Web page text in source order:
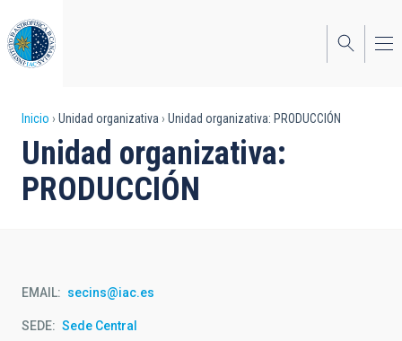
al
contenido
principal
Sobrescribir
enlaces
de
la
navegación
Inicio Unidad organizativa Unidad organizativa: PRODUCCIÓN
Unidad organizativa:
PRODUCCIÓN
EMAIL secins@iac.es
SEDE Sede Central